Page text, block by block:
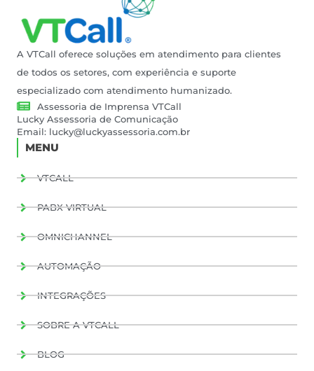
A VTCall oferece soluções em atendimento para clientes
de todos os setores, com experiência e suporte
especializado com atendimento humanizado.
Assessoria de Imprensa VTCall
Lucky Assessoria de Comunicação
Email: lucky@luckyassessoria.com.br
MENU
VTCALL
PABX VIRTUAL
OMNICHANNEL
AUTOMAÇÃO
INTEGRAÇÕES
SOBRE A VTCALL
BLOG